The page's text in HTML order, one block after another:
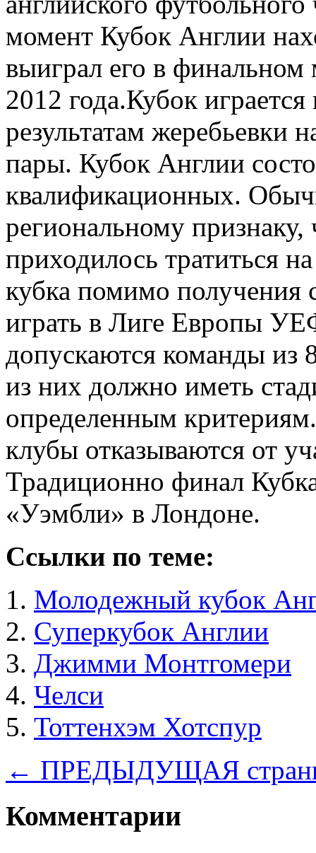
момент Кубок Англии
выиграл его в
2012 года.Кубок
результатам жеребьевки
пары. Кубок Англии
квалификационных.
региональному
приходилось тратиться
кубка помимо получения
играть в Лиге Европы
допускаются команды из
из них должно иметь
определенным
клубы отказываются от
Традиционно финал
«Уэмбли» в Лондоне.
Ссылки по теме:
Молодежный кубок
Суперкубок Англии
Джимми Монтгомери
Челси
Тоттенхэм Хотспур
← ПРЕДЫДУЩАЯ
Комментарии